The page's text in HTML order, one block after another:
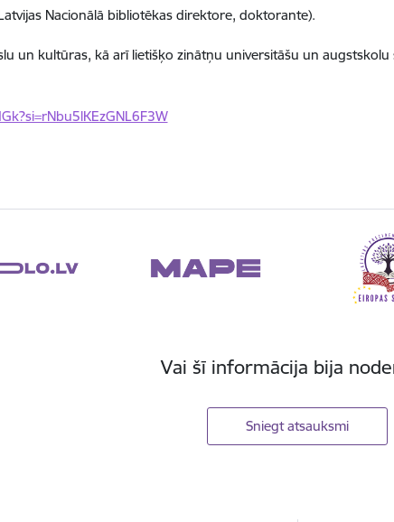
Nacionālā bibliotēkas direktore, doktorante).
un kultūras, kā arī lietišķo zinātņu universitāšu un
Vai šī informācija bija
Sniegt atsauksmi